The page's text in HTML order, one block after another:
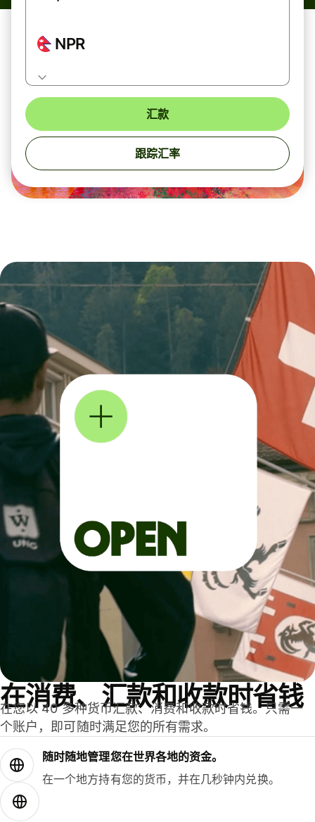
NPR
汇款
跟踪汇率
在消费、汇款和收款时省钱
在您以 40 多种货币汇款、消费和收款时省钱。只需一
个账户，即可随时满足您的所有需求。
随时随地管理您在世界各地的资金。
在一个地方持有您的货币，并在几秒钟内兑换。